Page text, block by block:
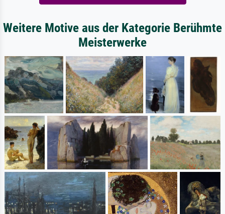
Weitere Motive aus der Kategorie Berühmte
Meisterwerke